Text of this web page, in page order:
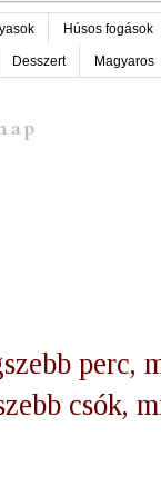
Húsos fogások
Desszert Magyaros
perc,
csók,